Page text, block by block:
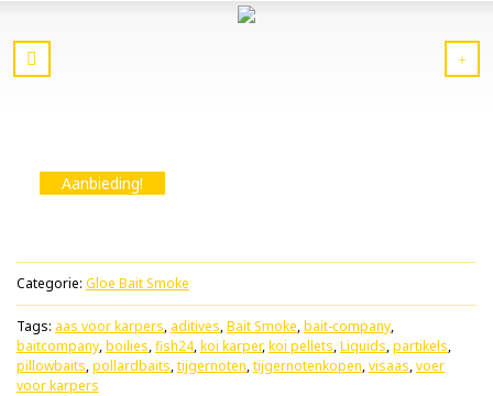
Aanbieding!
Categorie: Gloe Bait Smoke
Tags: aas voor karpers, aditives,Bait Smoke,bait-company,
baitcompany,boilies,fish24,koi karper,koi pellets,Liquids,partikels,
pillowbaits,pollardbaits,tijgernoten,tijgernotenkopen,visaas,voer
voor karpers